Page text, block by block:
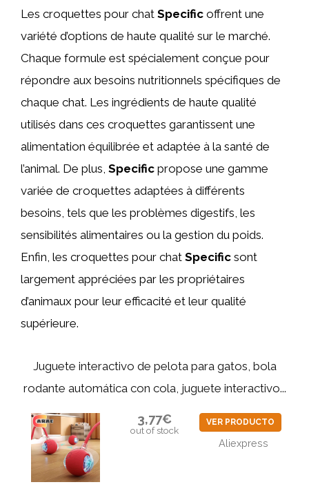
Les croquettes pour chat Specific offrent une
variété d’options de haute qualité sur le marché.
Chaque formule est spécialement conçue pour
répondre aux besoins nutritionnels spécifiques de
chaque chat. Les ingrédients de haute qualité
utilisés dans ces croquettes garantissent une
alimentation équilibrée et adaptée à la santé de
l’animal. De plus, Specific propose une gamme
variée de croquettes adaptées à différents
besoins, tels que les problèmes digestifs, les
sensibilités alimentaires ou la gestion du poids.
Enfin, les croquettes pour chat Specific sont
largement appréciées par les propriétaires
d’animaux pour leur efficacité et leur qualité
supérieure.
Juguete interactivo de pelota para gatos, bola
rodante automática con cola, juguete interactivo...
3,77€
out of stock
VER PRODUCTO
Aliexpress